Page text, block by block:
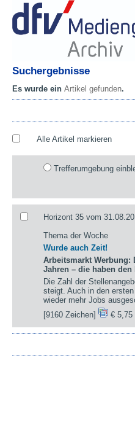
Suchergebnisse
Es wurde ein Artikel gefunden.
Alle Artikel markieren
Trefferumgebung
Horizont 35 vom
Thema der Woche
Wurde auch Zeit!
Arbeitsmarkt Werbung:
Jahren – die haben
Die Zahl der
steigt. Auch in den
wieder mehr Jobs
[9160 Zeichen]
€ 5,75